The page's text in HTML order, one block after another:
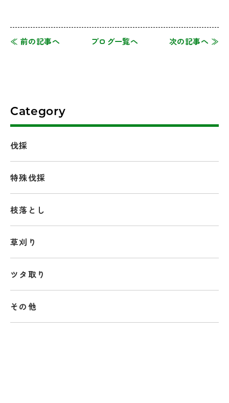
≪ 前の記事へ ブログ一覧へ 次の記事へ ≫
Category
伐採
特殊伐採
枝落とし
草刈り
ツタ取り
その他